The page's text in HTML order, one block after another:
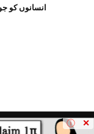
ⓘ ✕
انسانوں کو